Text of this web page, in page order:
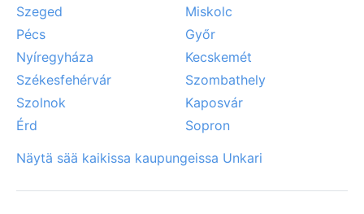
Szeged
Miskolc
Pécs
Győr
Nyíregyháza
Kecskemét
Székesfehérvár
Szombathely
Szolnok
Kaposvár
Érd
Sopron
Näytä sää kaikissa kaupungeissa Unkari